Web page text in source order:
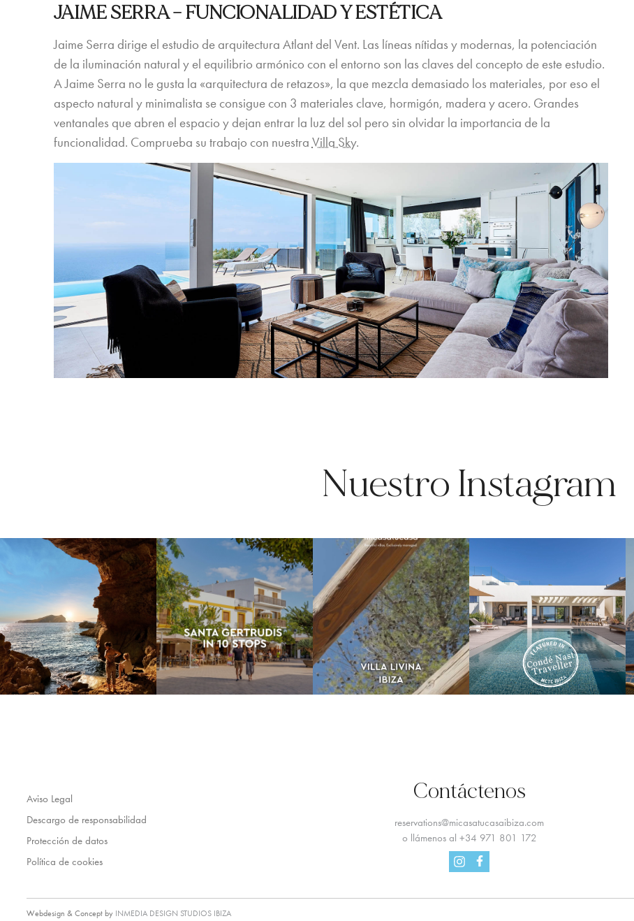
JAIME SERRA –FUNCIONALIDAD Y ESTÉTICA
Jaime Serra dirige el estudio de arquitectura Atlant del Vent. Las líneas nítidas y modernas, la potenciación
de la iluminación natural y el equilibrio armónico con el entorno son las claves del concepto de este estudio.
A Jaime Serra no le gusta la «arquitectura de retazos», la que mezcla demasiado los materiales, por eso el
aspecto natural y minimalista se consigue con 3 materiales clave, hormigón, madera y acero. Grandes
ventanales que abren el espacio y dejan entrar la luz del sol pero sin olvidar la importancia de la
funcionalidad. Comprueba su trabajo con nuestraVilla Sky.
Nuestro Instagram
Contáctenos
reservations@micasatucasaibiza.com
o llámenos al +34 971 801 172
InstagramFacebook
Aviso Legal
Descargo de responsabilidad
Protección de datos
Política de cookies
Webdesign & Concept by INMEDIA DESIGN STUDIOS IBIZA